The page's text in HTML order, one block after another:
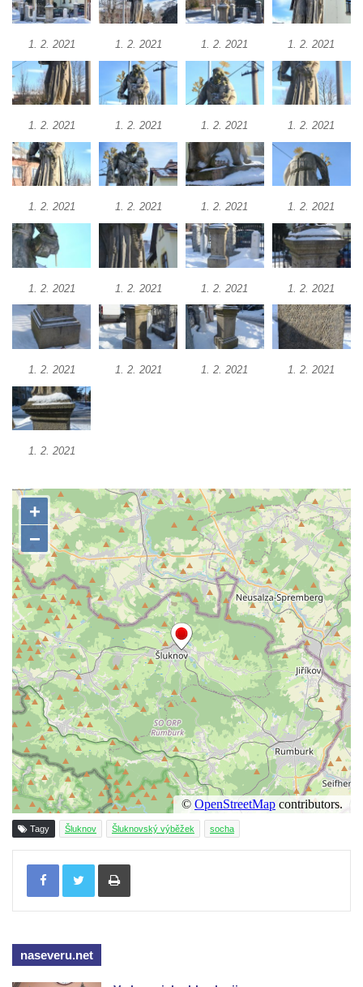
kostela svatého Mikuláše v Českých
kostela svaté Rodiny v Českých
Budějovicích
Socha S tebou v parku na Senovážném
náměstí v Českých Budějovicích
Socha Tornádo v parku na Senovážném
Českých Budějovicích
Pomník Vojtěcha Adalberta Lanny v parku
Na Sadech v Českých Budějovicích
Pomník Přemysla Otakara II. v parku Na
Sadech v Českých Budějovicích
Českých Budějovicích
Památník Otokara Mokrého v parku Na
Sadech v Českých Budějovicích
Poslední dochovaný tramvajový sloup na
Socha Civilizovaní na Husově třídě v
Českých Budějovicích
Socha svatého Jana Nepomuckého Na
Sadech u Mlýnské stoky v Českých
Budějovicích
Sochy brouků u Mlýnské stoky v Českých
Budějovicích
Socha svatého Vincence Ferrerského na
nádvoří kláštera dominikánů v Českých
Budějovicích
Socha svatého Zachariáše na nádvoří
kláštera dominikánů v Českých
Budějovicích
Socha svatého Josefa na nádvoří kláštera
dominikánů v Českých Budějovicích
Socha svaté Anny na nádvoří kláštera
Socha svatého Dominika na nádvoří
Sousoší Kalvárie před klášterem
dominikánů u Piaristického náměstí v
1. 2. 2021 1. 2. 2021 1. 2. 2021 1. 2. 2021
1. 2. 2021 1. 2. 2021 1. 2. 2021 1. 2. 2021
1. 2. 2021 1. 2. 2021 1. 2. 2021 1. 2. 2021
1. 2. 2021 1. 2. 2021 1. 2. 2021 1. 2. 2021
1. 2. 2021 1. 2. 2021 1. 2. 2021 1. 2. 2021
1. 2. 2021
Tagy Šluknov Šluknovský výběžek socha
Tisknout
naseveru.net